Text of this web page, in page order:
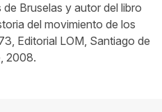
Bruselas y autor del libro
del movimiento de los
Editorial LOM, Santiago de
2008.